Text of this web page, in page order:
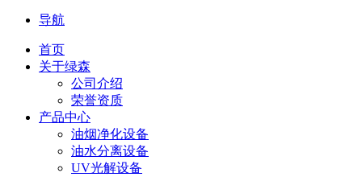
导航
首页
关于绿森
公司介绍
荣誉资质
产品中心
油烟净化设备
油水分离设备
UV光解设备